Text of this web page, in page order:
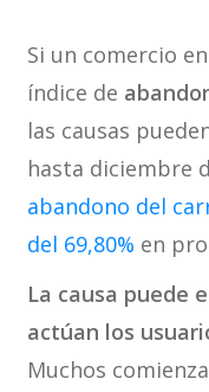
Si un comercio
índice de
las causas
hasta diciembre
abandono del
del 69,80% en
La causa puede
actúan los
Muchos